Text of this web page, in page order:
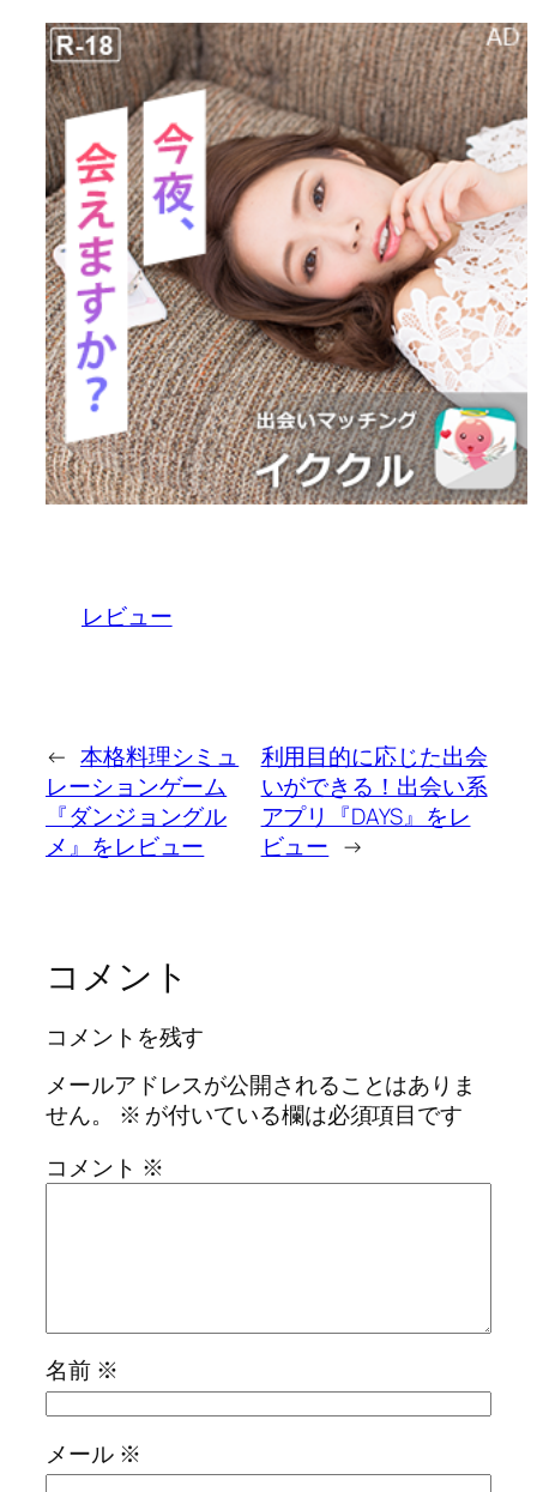
レビュー
← 本格料理シミュ
レーションゲーム
『ダンジョングル
メ』をレビュー
利用目的に応じた出会
いができる！出会い系
アプリ『DAYS』をレ
ビュー →
コメント
コメントを残す
メールアドレスが公開されることはありま
せん。
※ が付いている欄は必須項目です
コメント ※
名前 ※
メール ※